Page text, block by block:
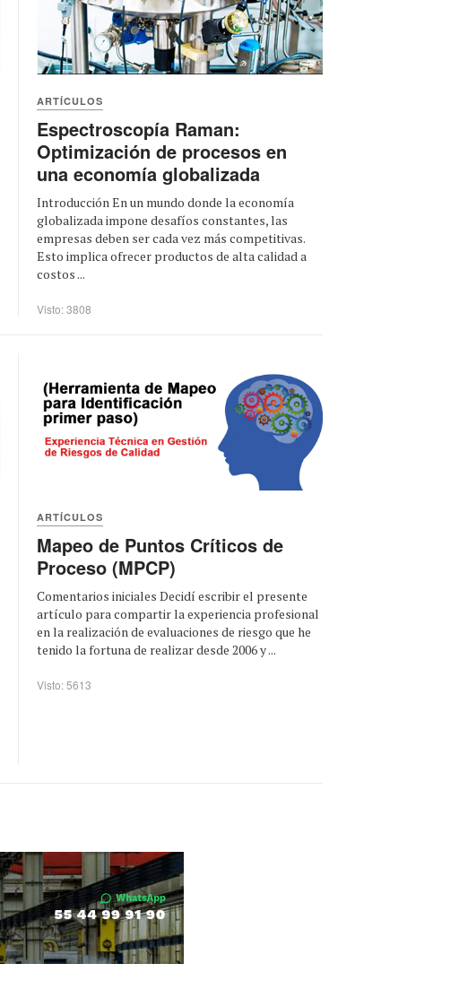
ARTÍCULOS
Espectroscopía Raman:
Optimización de procesos en
una economía globalizada
Introducción En un mundo donde la economía
globalizada impone desafíos constantes, las
empresas deben ser cada vez más competitivas.
Esto implica ofrecer productos de alta calidad a
costos ...
Visto: 3808
ARTÍCULOS
Mapeo de Puntos Críticos de
Proceso (MPCP)
Comentarios iniciales Decidí escribir el presente
artículo para compartir la experiencia profesional
en la realización de evaluaciones de riesgo que he
tenido la fortuna de realizar desde 2006 y ...
Visto: 5613